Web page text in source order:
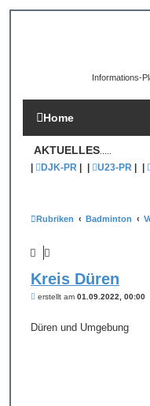
Informations-
Home
AKTUELLES
| DJK-PR | | U23-PR | |
Rubriken Badminton
Kreis Düren
B
t
r
erstellt am 01.09.2022, 00:00
Düren und Umgebung